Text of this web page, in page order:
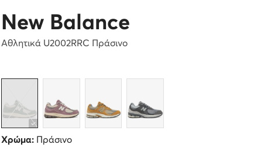
New Balance
Αθλητικά U2002RRC Πράσινο
Χρώμα:Πράσινο